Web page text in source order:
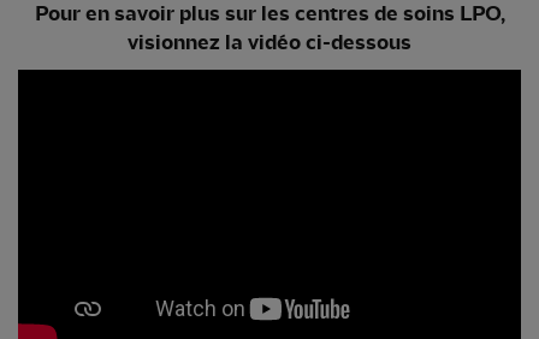
Pour en savoir plus sur les centres de soins LPO,
visionnez la vidéo ci-dessous